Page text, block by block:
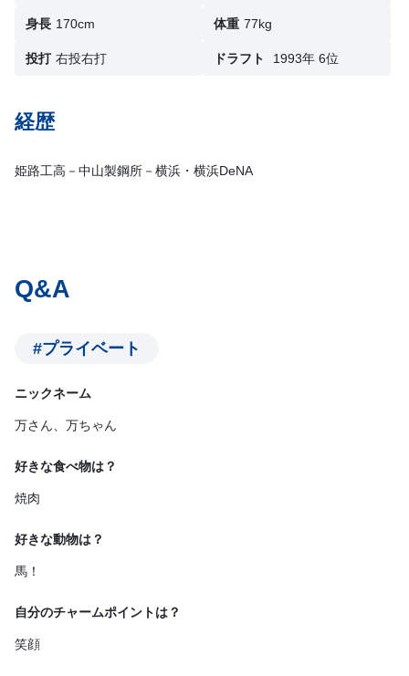
身長 170cm 体重 77kg
投打 右投右打 ドラフト 1993年 6位
経歴
姫路工高－中山製鋼所－横浜・横浜DeNA
Q&A
#プライベート
ニックネーム
万さん、万ちゃん
好きな食べ物は？
焼肉
好きな動物は？
馬！
自分のチャームポイントは？
笑顔